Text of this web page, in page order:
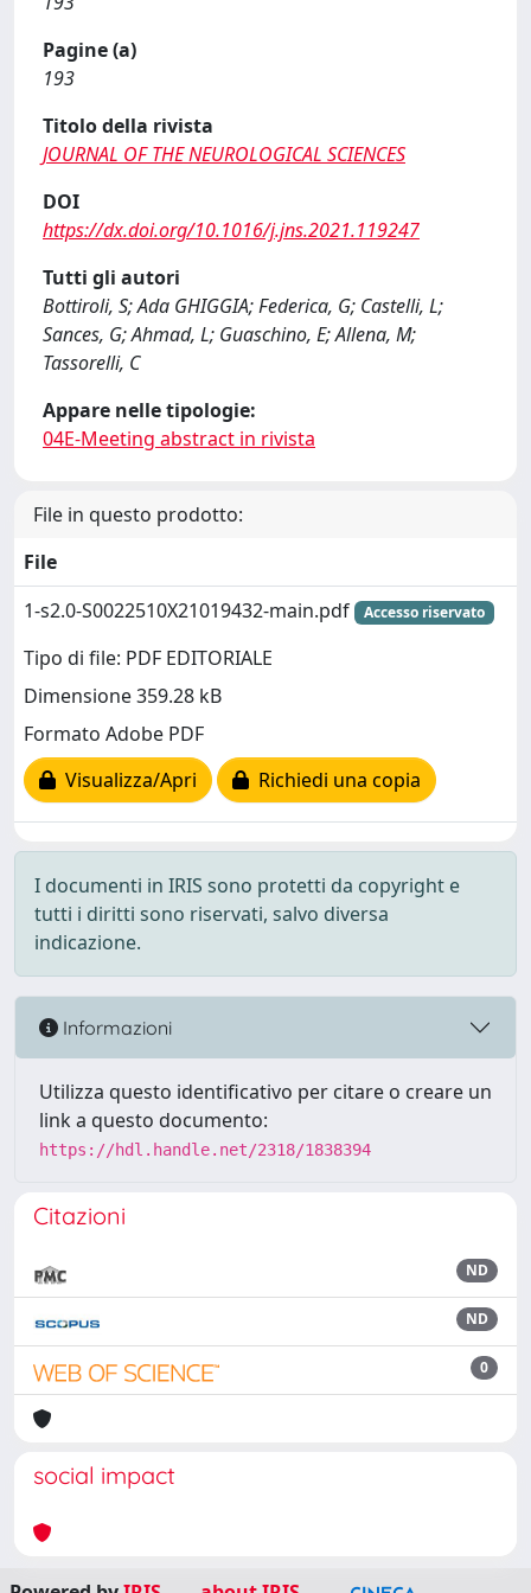
Pagine (a)
193
Titolo della rivista
JOURNAL OF THE NEUROLOGICAL SCIENCES
DOI
https://dx.doi.org/10.1016/j.jns.2021.119247
Tutti gli autori
Bottiroli, S; Ada GHIGGIA; Federica, G; Castelli, L;
Sances, G; Ahmad, L; Guaschino, E; Allena, M;
Tassorelli, C
Appare nelle tipologie:
04E-Meeting abstract in rivista
File in questo prodotto:
File
1-s2.0-S0022510X21019432-main.pdf
Accesso riservato
Tipo di file: PDF EDITORIALE
Dimensione 359.28 kB
Formato Adobe PDF
Visualizza/Apri
Richiedi una copia
I documenti in IRIS sono protetti da copyright e
tutti i diritti sono riservati, salvo diversa
indicazione.
Informazioni
Utilizza questo identificativo per citare o creare un
link a questo documento:
https://hdl.handle.net/2318/1838394
Citazioni
ND
ND
0
social impact